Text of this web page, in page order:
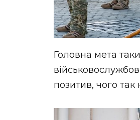
Головна мета
позитив, чого